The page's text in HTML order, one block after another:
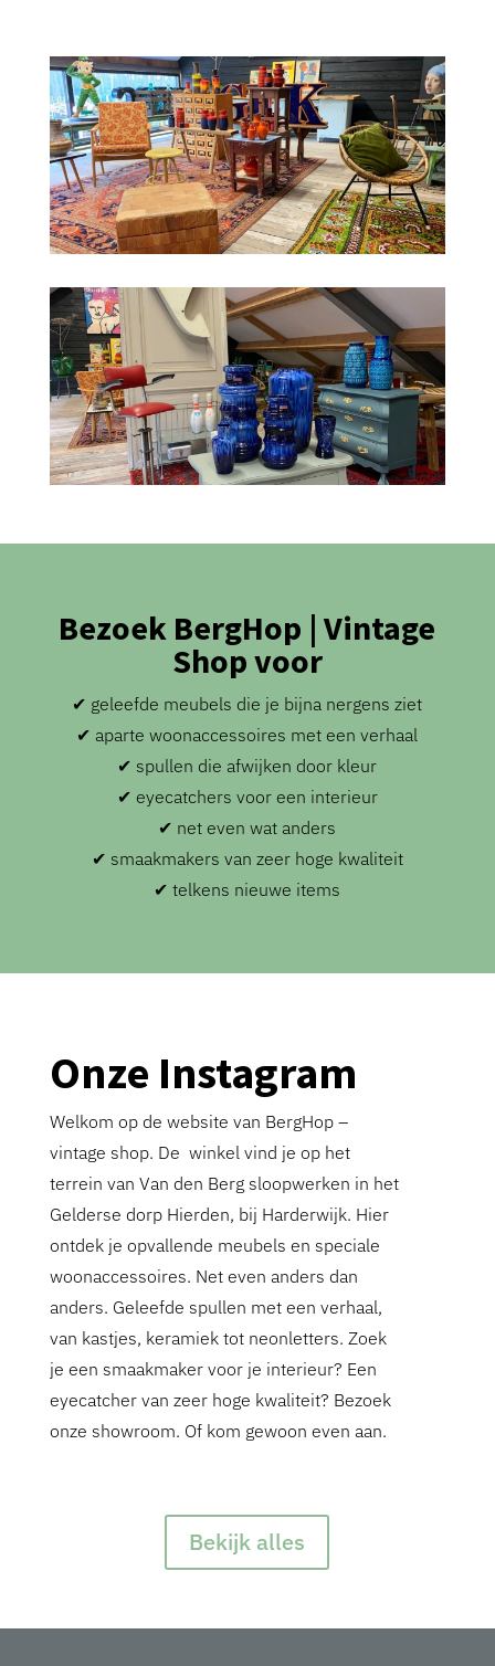
Bezoek BergHop | Vintage
Shop voor
✔ geleefde meubels die je bijna nergens ziet
✔ aparte woonaccessoires met een verhaal
✔ spullen die afwijken door kleur
✔ eyecatchers voor een interieur
✔ net even wat anders
✔ smaakmakers van zeer hoge kwaliteit
✔ telkens nieuwe items
Onze Instagram
Welkom op de website van BergHop –
vintage shop. De winkel vind je op het
terrein van Van den Berg sloopwerken in het
Gelderse dorp Hierden, bij Harderwijk. Hier
ontdek je opvallende meubels en speciale
woonaccessoires. Net even anders dan
anders. Geleefde spullen met een verhaal,
van kastjes, keramiek tot neonletters. Zoek
je een smaakmaker voor je interieur? Een
eyecatcher van zeer hoge kwaliteit? Bezoek
onze showroom. Of kom gewoon even aan.
Bekijk alles